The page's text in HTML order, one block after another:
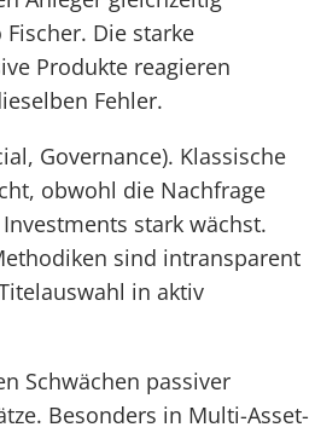
Die starke
Produkte reagieren
Fehler.
Governance). Klassische
obwohl die Nachfrage
stark wächst.
sind intransparent
in aktiv
Schwächen passiver
Besonders in Multi-Asset-